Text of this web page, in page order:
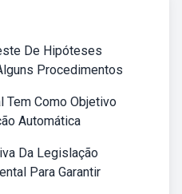
De Hipóteses
Procedimentos
Tem Como Objetivo
Automática
Da Legislação
Para Garantir